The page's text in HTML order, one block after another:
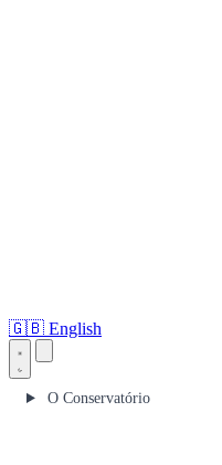
🇬🇧 English
O Conservatório